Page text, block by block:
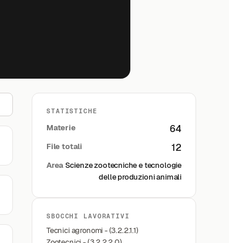
STATISTICHE
Materie 64
File totali 12
AreaScienze zootecniche e tecnologie
delle produzioni animali
SBOCCHI LAVORATIVI
Tecnici agronomi - (3.2.2.1.1)